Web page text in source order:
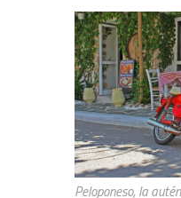
Peloponeso, la